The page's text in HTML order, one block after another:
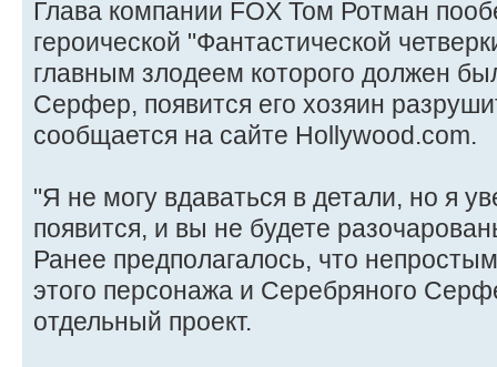
Глава компании FOX Том Ротман
героической "Фантастической
главным злодеем которого должен
Серфер, появится его хозяин
сообщается на сайте Hollywood.com.
"Я не могу вдаваться в детали, но я
появится, и вы не будете
Ранее предполагалось, что
этого персонажа и Серебряного
отдельный проект.